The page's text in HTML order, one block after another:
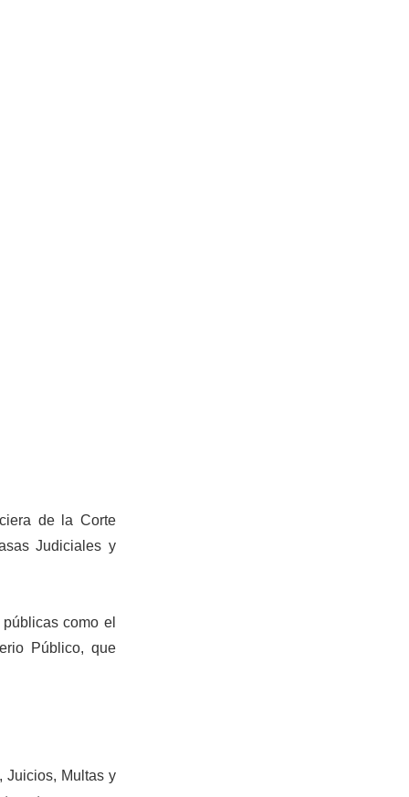
de la Corte
Judiciales y
como el
Público, que
Juicios, Multas y